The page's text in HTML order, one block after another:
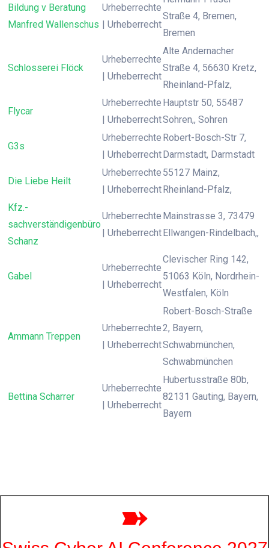
Bildung v Beratung
Manfred Wallenschus
Urheberrechte
| Urheberrecht
Straße 4, Bremen,
Bremen
Schlosserei Flöck
Urheberrechte
| Urheberrecht
Alte Andernacher
Straße 4, 56630 Kretz,
Rheinland-Pfalz,
Flycar
Urheberrechte
| Urheberrecht
Hauptstr 50, 55487
Sohren,, Sohren
G3s
Urheberrechte
| Urheberrecht
Robert-Bosch-Str 7,
Darmstadt, Darmstadt
Die Liebe Heilt
Urheberrechte
| Urheberrecht
55127 Mainz,
Rheinland-Pfalz,
Kfz.-
sachverständigenbüro
Schanz
Urheberrechte
| Urheberrecht
Mainstrasse 3, 73479
Ellwangen-Rindelbach,,
Gabel
Urheberrechte
| Urheberrecht
Clevischer Ring 142,
51063 Köln, Nordrhein-
Westfalen, Köln
Ammann Treppen
Urheberrechte
| Urheberrecht
Robert-Bosch-Straße
2, Bayern,
Schwabmünchen,
Schwabmünchen
Bettina Scharrer
Urheberrechte
| Urheberrecht
Hubertusstraße 80b,
82131 Gauting, Bayern,
Bayern